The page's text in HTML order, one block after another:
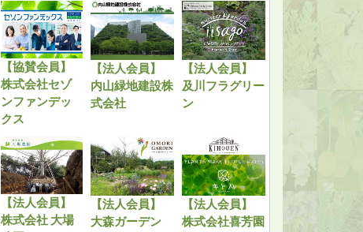
【協賛会員】
株式会社セゾ
ンファンデッ
クス
【法人会員】
内山緑地建設株
式会社
【法人会員】
及川フラグリー
ン
【法人会員】
株式会社 大場
【法人会員】
大森ガーデン
【法人会員】
株式会社喜芳園